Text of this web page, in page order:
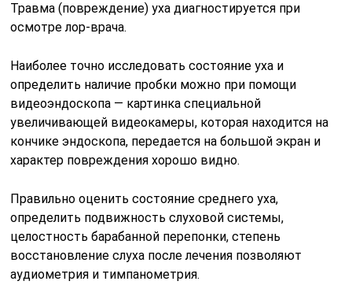
Травма (повреждение) уха диагностируется при
осмотре лор-врача.
Наиболее точно исследовать состояние уха и
определить наличие пробки можно при помощи
видеоэндоскопа — картинка специальной
увеличивающей видеокамеры, которая находится на
кончике эндоскопа, передается на большой экран и
характер повреждения хорошо видно.
Правильно оценить состояние среднего уха,
определить подвижность слуховой системы,
целостность барабанной перепонки, степень
восстановление слуха после лечения позволяют
аудиометрия и тимпанометрия.